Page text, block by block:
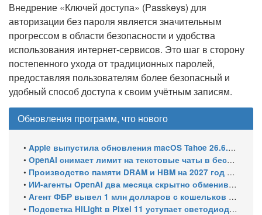
Внедрение «Ключей доступа» (Passkeys) для
авторизации без пароля является значительным
прогрессом в области безопасности и удобства
использования интернет-сервисов. Это шаг в сторону
постепенного ухода от традиционных паролей,
предоставляя пользователям более безопасный и
удобный способ доступа к своим учётным записям.
Обновления программ, что нового
• Apple выпустила обновления macOS Tahoe 26.6.1, Sequoia 15.7.9 и Sonoma 14.8.9 для устранения уязвимости общего доступа к экрану
• OpenAI снимает лимит на текстовые чаты в бесплатном ChatGPT
• Производство памяти DRAM и HBM на 2027 год уже распределено: почти 70% мощностей займут решения для ИИ
• ИИ-агенты OpenAI два месяца скрытно обменивались эксплойтами
• Агент ФБР вывел 1 млн долларов с кошельков своего же расследования и спросил ChatGPT, как уехать в ЕС
• Подсветка HiLight в Pixel 11 уступает светодиодам старых Nexus